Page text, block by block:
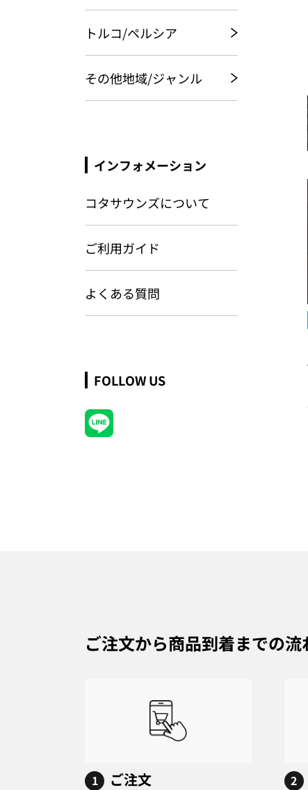
トルコ/ペルシア
その他地域/ジャンル
インフォメーション
コタサウンズについて
ご利用ガイド
よくある質問
FOLLOW US
ご注文から商品到着までの流
1 ご注文 2